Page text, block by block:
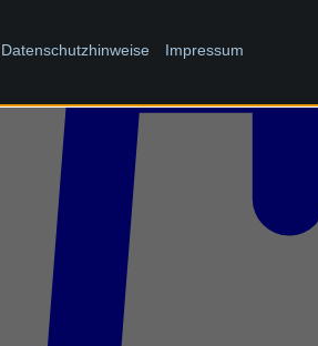
Datenschutzhinweise Impressum